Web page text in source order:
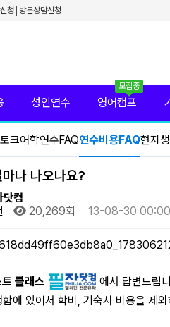
청 방문상담신청
성인연수
모집중
영어캠프
크어학연수FAQ연수비용FAQ현지
나 나오나요?
닷컴
20,269회 13-08-30 00:00
클래스
에서 답변드립
에 있어서 학비, 기숙사 비용을 제